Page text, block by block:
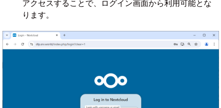
アクセスすることで、ログイン画面から利用可能とな
ります。